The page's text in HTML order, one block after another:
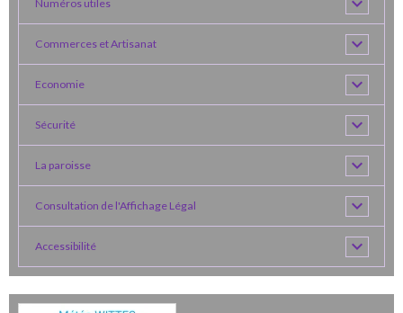
Numéros utiles
Commerces et Artisanat
Economie
Sécurité
La paroisse
Consultation de l'Affichage Légal
Accessibilité